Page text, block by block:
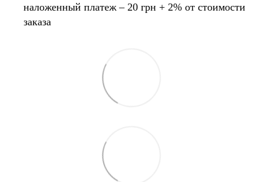
наложенный платеж – 20 грн + 2% от стоимости
заказа